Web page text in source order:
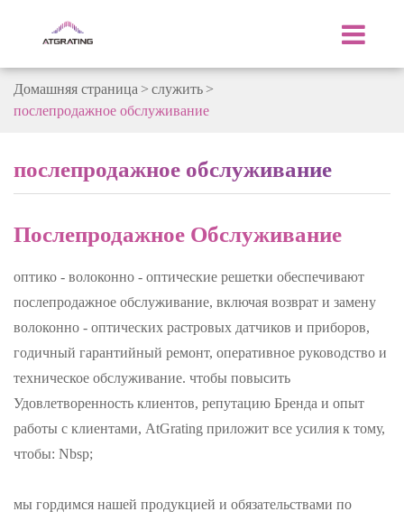
Домашняя страница
служить
послепродажное обслуживание
послепродажное обслуживание
Послепродажное Обслуживание
оптико - волоконно - оптические решетки обеспечивают
послепродажное обслуживание, включая возврат и замену
волоконно - оптических растровых датчиков и приборов,
годичный гарантийный ремонт, оперативное руководство и
техническое обслуживание. чтобы повысить
Удовлетворенность клиентов, репутацию Бренда и опыт
работы с клиентами, AtGrating приложит все усилия к тому,
чтобы: Nbsp;
мы гордимся нашей продукцией и обязательствами по